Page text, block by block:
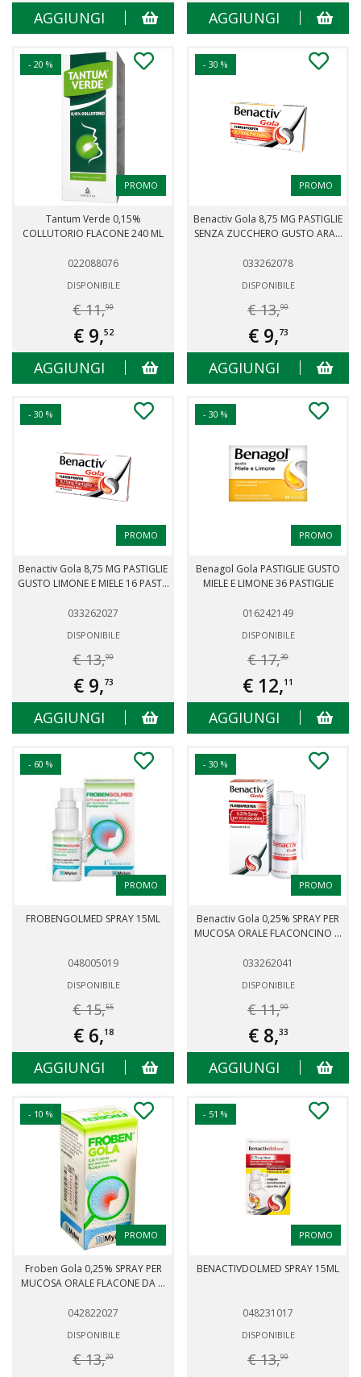
AGGIUNGI AGGIUNGI
- 20 %
PROMO
Tantum Verde 0,15%
COLLUTORIO FLACONE 240 ML
022088076
DISPONIBILE
€ 11,90
€ 9,52
AGGIUNGI
- 30 %
PROMO
Benactiv Gola 8,75 MG PASTIGLIE
SENZA ZUCCHERO GUSTO ARA...
033262078
DISPONIBILE
€ 13,90
€ 9,73
AGGIUNGI
- 30 %
PROMO
Benactiv Gola 8,75 MG PASTIGLIE
GUSTO LIMONE E MIELE 16 PAST...
033262027
DISPONIBILE
€ 13,90
€ 9,73
AGGIUNGI
- 30 %
PROMO
Benagol Gola PASTIGLIE GUSTO
MIELE E LIMONE 36 PASTIGLIE
016242149
DISPONIBILE
€ 17,30
€ 12,11
AGGIUNGI
- 60 %
PROMO
FROBENGOLMED SPRAY 15ML
048005019
DISPONIBILE
€ 15,55
€ 6,18
AGGIUNGI
- 30 %
PROMO
Benactiv Gola 0,25% SPRAY PER
MUCOSA ORALE FLACONCINO ...
033262041
DISPONIBILE
€ 11,90
€ 8,33
AGGIUNGI
- 10 %
PROMO
Froben Gola 0,25% SPRAY PER
MUCOSA ORALE FLACONE DA ...
042822027
DISPONIBILE
€ 13,20
- 51 %
PROMO
BENACTIVDOLMED SPRAY 15ML
048231017
DISPONIBILE
€ 13,90